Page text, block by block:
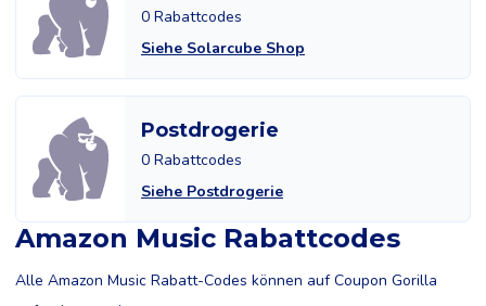
0 Rabattcodes
Siehe Solarcube Shop
Postdrogerie
0 Rabattcodes
Siehe Postdrogerie
Amazon Music Rabattcodes
Alle Amazon Music Rabatt-Codes können auf Coupon Gorilla